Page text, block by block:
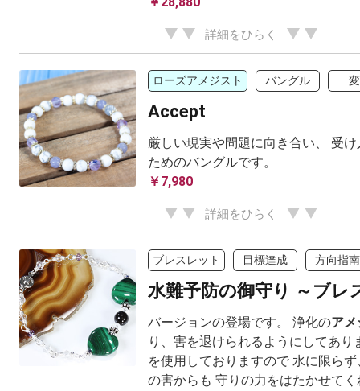
詳細をひらく
ローズアメジスト バングル
Accept
厳しい現実や問題に向き合い、 受
ためのバングルです。
￥7,980
詳細をひらく
ブレスレット 目標達成 方向指南
水難予防の御守り ～ブレ
バージョンの登場です。 浄化のア
り、害を退けられるようにしてあり
を使用しておりますので 水に限ら
の害からも 守りの力をはたかせて